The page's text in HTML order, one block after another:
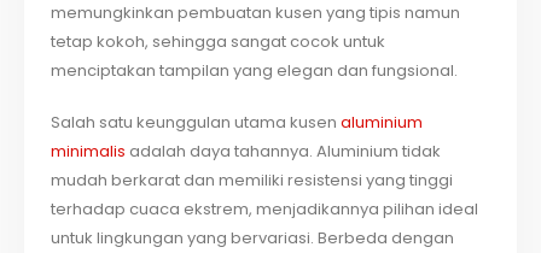
memungkinkan pembuatan kusen yang tipis namun
tetap kokoh, sehingga sangat cocok untuk
menciptakan tampilan yang elegan dan fungsional.
Salah satu keunggulan utama kusenaluminium
minimalis adalah daya tahannya. Aluminium tidak
mudah berkarat dan memiliki resistensi yang tinggi
terhadap cuaca ekstrem, menjadikannya pilihan ideal
untuk lingkungan yang bervariasi. Berbeda dengan